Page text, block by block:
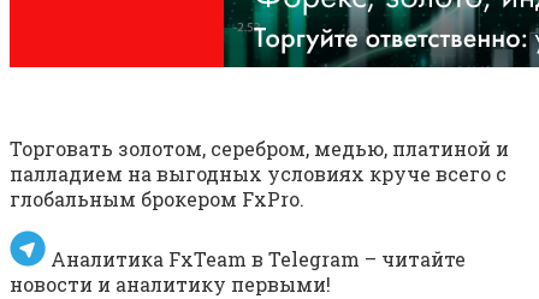
Торговать золотом, серебром, медью, платиной и
палладием на выгодных условиях круче всего с
глобальным брокером FxPro.
Аналитика FxTeam в Telegram – читайте
новости и аналитику первыми!